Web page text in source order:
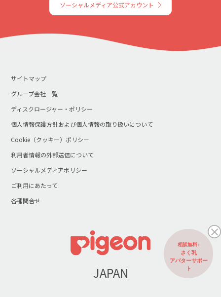
ソーシャルメディア公式アカウント
サイトマップ
グループ会社一覧
ディスクロージャー・ポリシー
個人情報保護方針および個人情報の取り扱いについて
Cookie（クッキー）ポリシー
利用者情報の外部送信について
ソーシャルメディアポリシー
ご利用にあたって
各種問合せ
JAPAN
相談無料♪
さく乳
アバターサポー
ト